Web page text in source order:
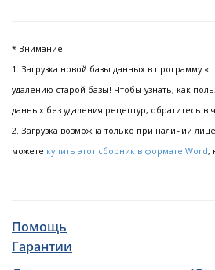
* Внимание:
1. Загрузка новой базы данных в программу
удалению старой базы! Чтобы узнать, как
данных без удаления рецептур, обратитесь в
2. Загрузка возможна только при наличии
можете купить этот сборник в формате Word,
Помощь
Гарантии